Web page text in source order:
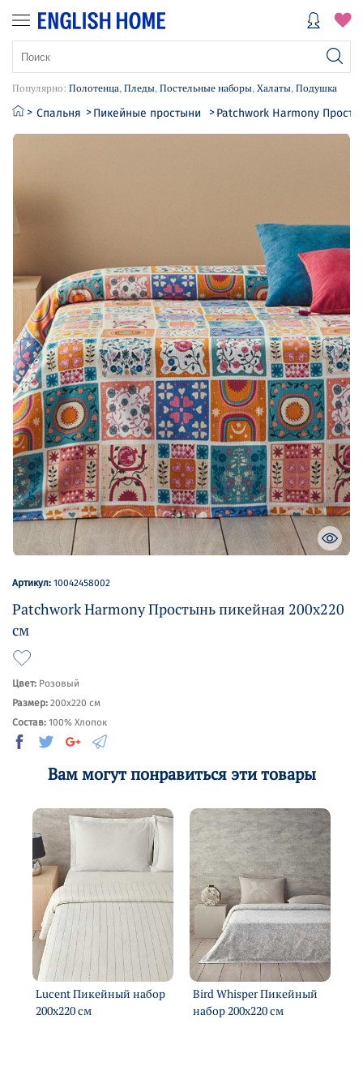
Популярно: Полотенца, Пледы, Постельные наборы, Халаты, Подушка
Спальня Пикейные простыни Patchwork Harmony
Артикул: 10042458002
Patchwork Harmony Простынь пикейная 200х220
см
Цвет: Розовый
Размер: 200х220 см
Состав: 100% Хлопок
Вам могут понравиться эти товары
Lucent Пикейный набор
200х220 см
Bird Whisper Пикейный
набор 200х220 см